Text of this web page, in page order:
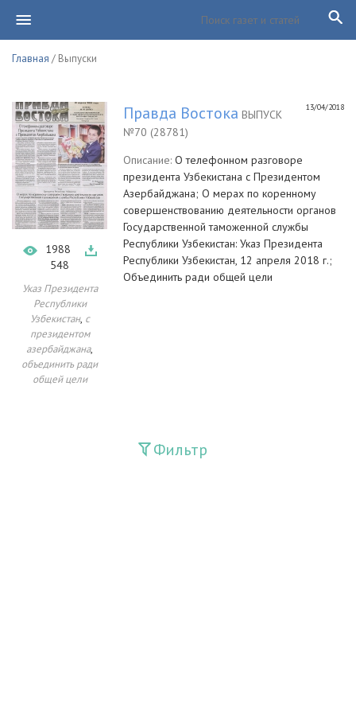
Главная / Выпуски
1988
548
Указ Президента
Республики
Узбекистан, с
президентом
азербайджана,
объединить ради
общей цели
13/04/2018
Правда Востока ВЫПУСК
№70 (28781)
Описание: О телефонном разговоре
президента Узбекистана с Президентом
Азербайджана; О мерах по коренному
совершенствованию деятельности органов
Государственной таможенной службы
Республики Узбекистан: Указ Президента
Республики Узбекистан, 12 апреля 2018 г.;
Объединить ради общей цели
Фильтр